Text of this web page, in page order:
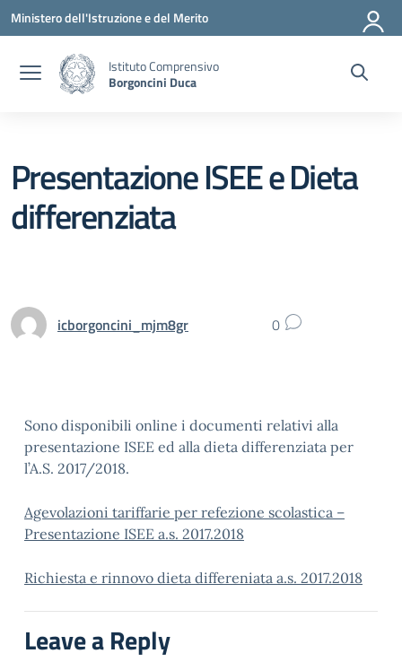
Vai ai contenuti
Vai al menu di navigazione
Vai al footer
Ministero dell'Istruzione e del Merito
Istituto Comprensivo
Borgoncini Duca
Presentazione ISEE e Dieta
differenziata
icborgoncini_mjm8gr 0
Sono disponibili online i documenti relativi alla
presentazione ISEE ed alla dieta differenziata per
l’A.S. 2017/2018.
Agevolazioni tariffarie per refezione scolastica –
Presentazione ISEE a.s. 2017.2018
Richiesta e rinnovo dieta differeniata a.s. 2017.2018
Leave a Reply